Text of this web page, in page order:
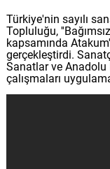
SAMSUN
HABER
SAMSUNSPOR
Türkiye'nin sayılı
Topluluğu,
kapsamında
gerçekleştirdi.
Sanatlar ve Anadolu
çalışmaları